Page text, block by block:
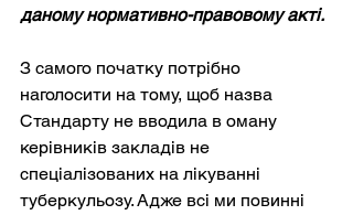
даному нормативно-правовому акті.
З самого початку потрібно
наголосити на тому, щоб назва
Стандарту не вводила в оману
керівників закладів не
спеціалізованих на лікуванні
туберкульозу. Адже всі ми повинні